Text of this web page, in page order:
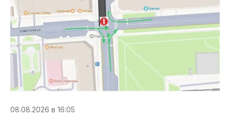
08.08.2026 в 16:05